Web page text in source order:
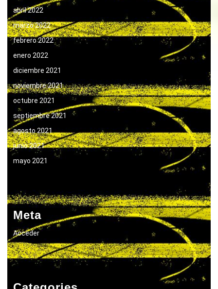
abril 2022
marzo 2022
febrero 2022
enero 2022
diciembre 2021
noviembre 2021
octubre 2021
septiembre 2021
agosto 2021
junio 2021
mayo 2021
Meta
Acceder